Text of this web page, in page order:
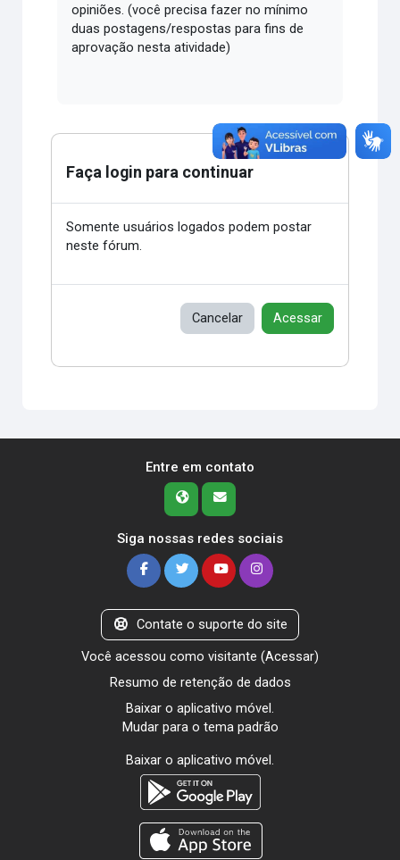
opiniões. (você precisa fazer no mínimo
duas postagens/respostas para fins de
aprovação nesta atividade)
Faça login para continuar
Somente usuários logados podem postar
neste fórum.
Cancelar Acessar
Entre em contato
Siga nossas redes sociais
Contate o suporte do site
Você acessou como visitante (Acessar)
Resumo de retenção de dados
Baixar o aplicativo móvel.
Mudar para o tema padrão
Baixar o aplicativo móvel.